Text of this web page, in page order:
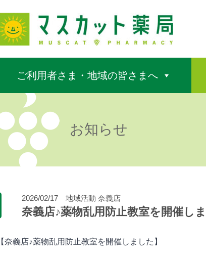
ご利用者さま・地域の皆さまへ
お知らせ
2026/02/17 地域活動 奈義店
奈義店♪薬物乱用防止教室を開催し
【奈義店♪薬物乱用防止教室を開催しました】